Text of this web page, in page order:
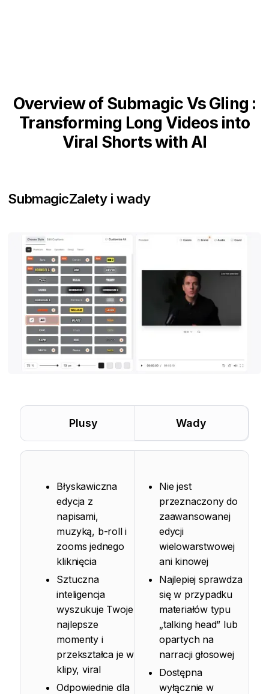
Overview of Submagic Vs Gling :
Transforming Long Videos into
Viral Shorts with AI
SubmagicZalety i wady
Plusy Wady
Błyskawiczna
edycja z
napisami,
muzyką, b-roll i
zooms jednego
kliknięcia
Sztuczna
inteligencja
wyszukuje Twoje
najlepsze
momenty i
przekształca je w
klipy, viral
Odpowiednie dla
Nie jest
przeznaczony do
zaawansowanej
edycji
wielowarstwowej
ani kinowej
Najlepiej sprawdza
się w przypadku
materiałów typu
„talking head” lub
opartych na
narracji głosowej
Dostępna
wyłącznie w